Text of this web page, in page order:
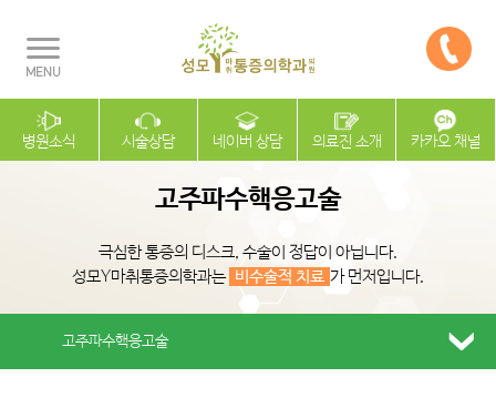
병원소식 시술상담 네이버 상담 의료진 소개 카카오 채널
고주파수핵응고술
극심한 통증의 디스크, 수술이 정답이 아닙니다.
성모Y마취통증의학과는 비수술적 치료 가 먼저입니다.
고주파수핵응고술